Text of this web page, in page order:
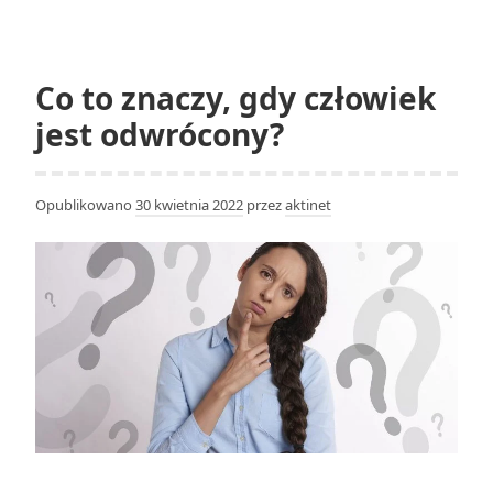
rewolucyjnej
odegrali
Co to znaczy, gdy człowiek
jest odwrócony?
Opublikowano 30 kwietnia 2022 przezaktinet